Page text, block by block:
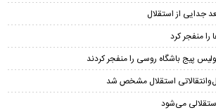
جدایی از استقلال
را منفجر کرد
پیج باشگاه روسی را منفجر کردند
استقلال مشخص شد
می‌شود